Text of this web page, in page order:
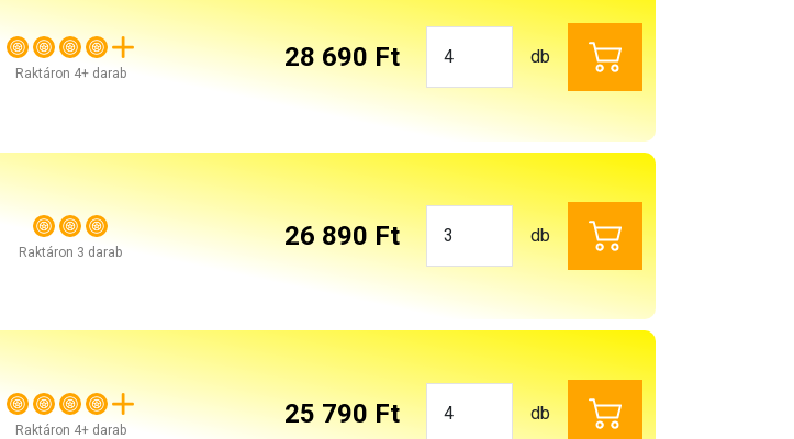
Raktáron 4+ darab
28 690 Ft db
Raktáron 3 darab
26 890 Ft db
Raktáron 4+ darab
25 790 Ft db